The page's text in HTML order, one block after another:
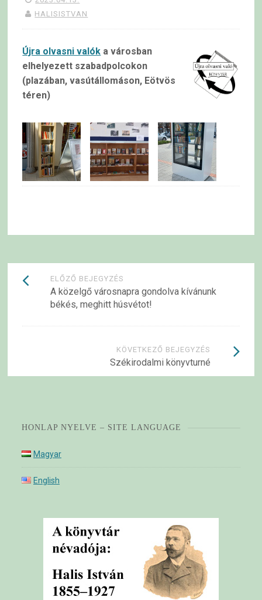
HALISISTVAN
Újra olvasni valók a városban
elhelyezett szabadpolcokon
(plazában, vasútállomáson, Eötvös
téren)
Bejegyzések
navigációja
ELŐZŐ BEJEGYZÉS
A közelgő városnapra gondolva kívánunk
békés, meghitt húsvétot!
KÖVETKEZŐ BEJEGYZÉS
Székirodalmi könyvturné
HONLAP NYELVE – SITE LANGUAGE
Magyar
English